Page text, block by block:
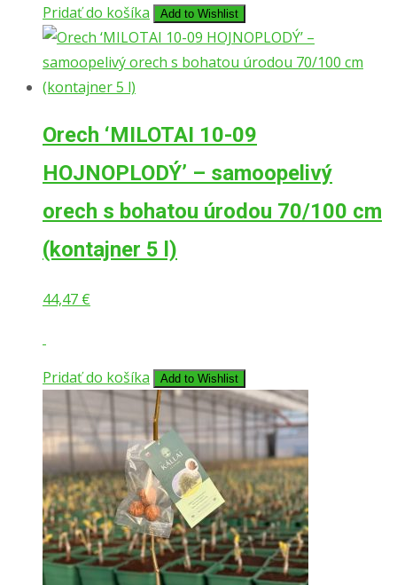
Pridať do košíka Add to Wishlist
Orech ‘MILOTAI 10-09
HOJNOPLODÝ’ – samoopelivý
orech s bohatou úrodou 70/100 cm
(kontajner 5 l)
44,47 €
Pridať do košíka Add to Wishlist